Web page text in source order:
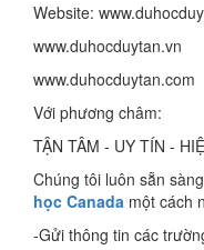
Website:
www.duhocduytan.vn
www.duhocduytan.com
Với phương châm:
TẬN TÂM - UY TÍN -
Chúng tôi luôn sẵn
học Canada một cách
-Gửi thông tin các